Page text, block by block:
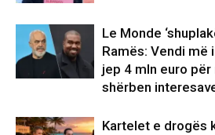
Le Monde
Ramës: Vendi më
jep 4 mln euro
shërben
Kartelet e drogës